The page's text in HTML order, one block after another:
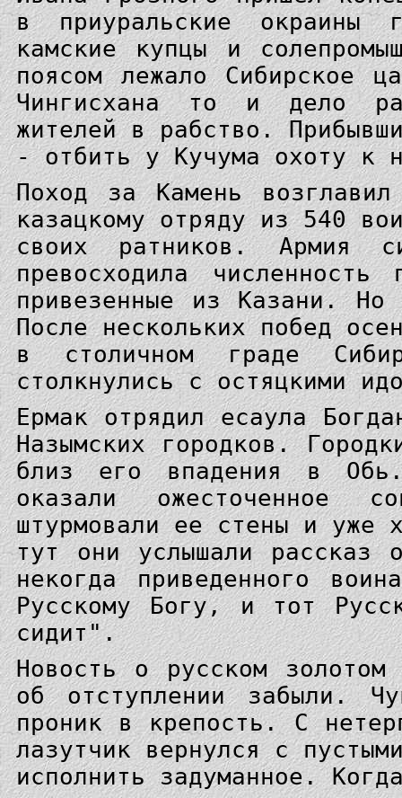
в приуральские окраины
камские купцы и
поясом лежало Сибирское
Чингисхана то и дело
жителей в рабство.
- отбить у Кучума охоту к
Поход за Камень
казацкому отряду из 540
своих ратников. Армия
превосходила
привезенные из Казани.
После нескольких побед
в столичном граде
столкнулись с остяцкими
Ермак отрядил есаула
Назымских городков.
близ его впадения в
оказали ожесточенное
штурмовали ее стены и уже
тут они услышали рассказ
некогда приведенного
Русскому Богу, и тот
сидит".
Новость о русском
об отступлении забыли.
проник в крепость. С
лазутчик вернулся с
исполнить задуманное.